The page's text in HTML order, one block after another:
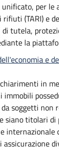
per le
rifiuti (TARI) e
tutela,
la
e
in
immobili
soggetti non
siano titolari di
internazionale